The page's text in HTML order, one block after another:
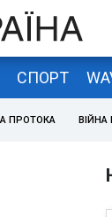
СПОРТ
ПРОТОКА ВІЙНА